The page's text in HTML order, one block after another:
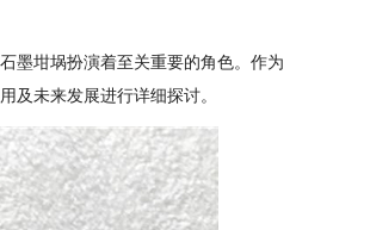
墨坩埚扮演着至关重要的角色。作为
及未来发展进行详细探讨。